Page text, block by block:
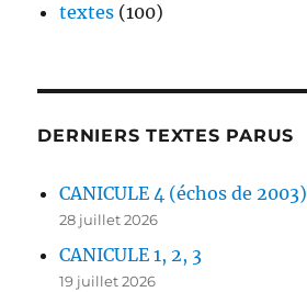
textes (100)
DERNIERS TEXTES PARUS
CANICULE 4 (échos de 2003)
28 juillet 2026
CANICULE 1, 2, 3
19 juillet 2026